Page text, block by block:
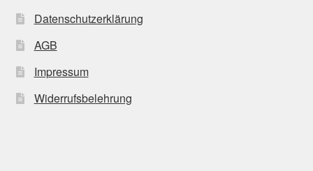
Datenschutzerklärung
AGB
Impressum
Widerrufsbelehrung